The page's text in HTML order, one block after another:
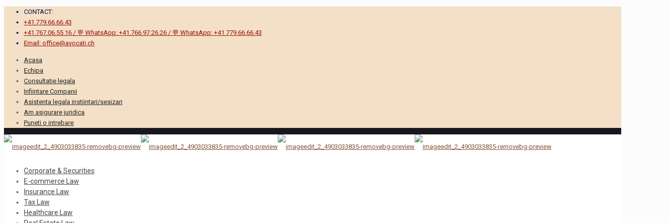
CONTACT:
+41.779.66.66.43
+41.767.06.55.16 / 💬 WhatsApp: +41.766.97.26.26 / 💬 WhatsApp: +41.779.66.66.43
Email: office@avocati.ch
Acasa
Echipa
Consultatie legala
Infiintare Companii
Asistenta legala instiintari/sesizari
Am asigurare juridica
Puneti o intrebare
Corporate & Securities
E-commerce Law
Insurance Law
Tax Law
Healthcare Law